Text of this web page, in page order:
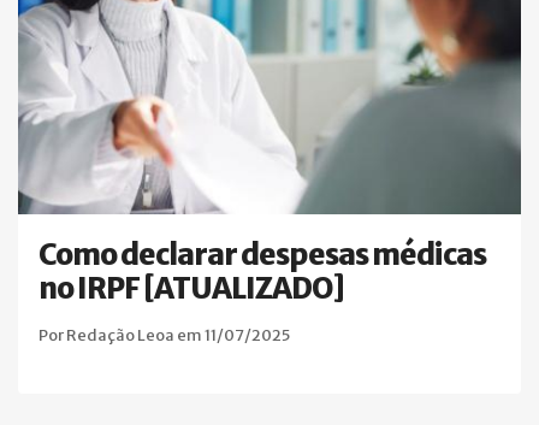
Como declarar despesas médicas
no IRPF [ATUALIZADO]
Por Redação Leoa em 11/07/2025